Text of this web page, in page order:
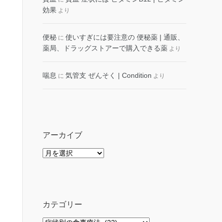
効果 より
便秘 に 使いすぎには要注意の 便秘薬 | 通販、
薬局、ドラッグストアーで購入できる薬 より
喘息 に 気管支 ぜんそく | Condition より
アーカイブ
ア
カテゴリー